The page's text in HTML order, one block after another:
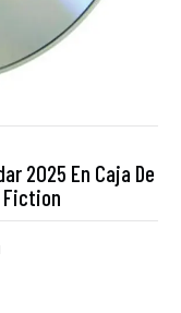
2025 En Caja De
Fiction